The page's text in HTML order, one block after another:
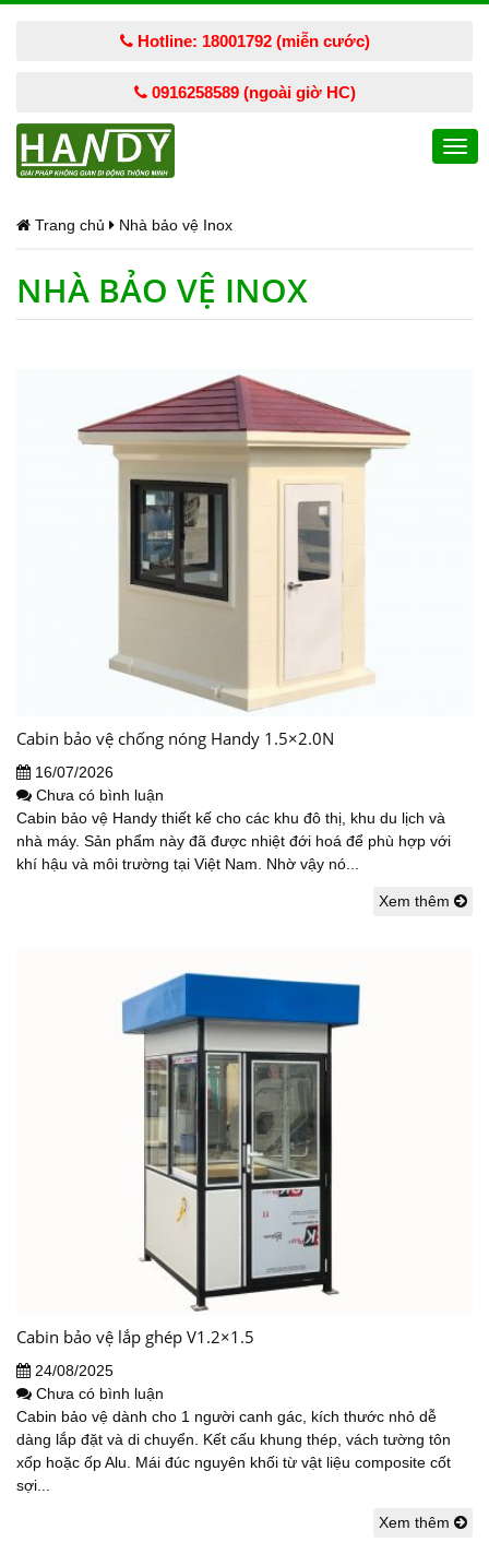
Hotline: 18001792 (miễn cước)
0916258589 (ngoài giờ HC)
Trang chủ Nhà bảo vệ Inox
NHÀ BẢO VỆ INOX
Cabin bảo vệ chống nóng Handy 1.5×2.0N
16/07/2026
Chưa có bình luận
Cabin bảo vệ Handy thiết kế cho các khu đô thị, khu du lịch và
nhà máy. Sản phẩm này đã được nhiệt đới hoá để phù hợp với
khí hậu và môi trường tại Việt Nam. Nhờ vậy nó...
Xem thêm
Cabin bảo vệ lắp ghép V1.2×1.5
24/08/2025
Chưa có bình luận
Cabin bảo vệ dành cho 1 người canh gác, kích thước nhỏ dễ
dàng lắp đặt và di chuyển. Kết cấu khung thép, vách tường tôn
xốp hoặc ốp Alu. Mái đúc nguyên khối từ vật liệu composite cốt
sợi...
Xem thêm